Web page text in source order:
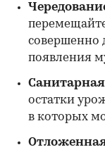
совершенно
появления
остатки
в которых